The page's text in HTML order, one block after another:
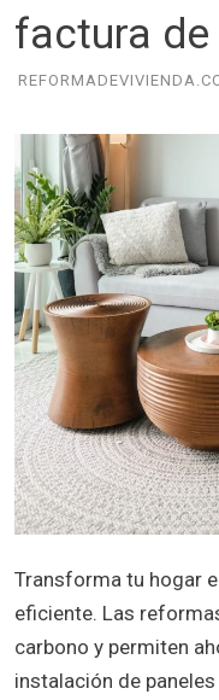
factura de
Transforma tu hogar
eficiente. Las
carbono y permiten
instalación de